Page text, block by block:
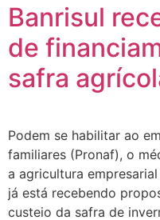
Banrisul
de
safra
Podem se habilitar ao
familiares (Pronaf), o
a agricultura
já está recebendo
custeio da safra de